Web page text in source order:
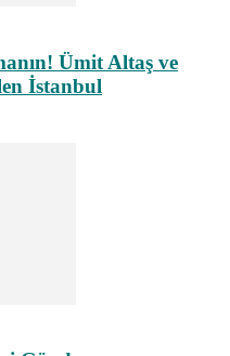
Ümit Altaş ve
İstanbul